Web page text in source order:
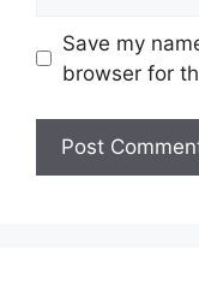
Save my
browser for